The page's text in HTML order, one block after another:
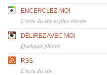
ENCERCLEZ-MOI
L'actu du site et plus encore
DÉLIREZ AVEC MOI
Quelques photos
RSS
L'actu du site